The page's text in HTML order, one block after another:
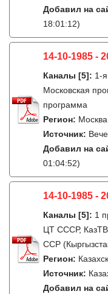
Добавил на
18:01:12)
14-10-1985 -
Каналы [5]: 1-
Московская
программа
Регион: Москва
Источник:
Добавил на
01:04:52)
14-10-1985 -
Каналы [5]: 1
ЦТ СССР,
ССР
Регион:
Источник:
Добавил на